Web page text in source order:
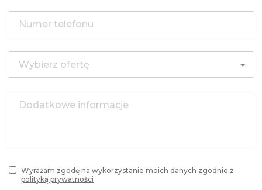
Wyrażam zgodę na wykorzystanie moich danych zgodnie z
polityką prywatności
zpolityką prywatności